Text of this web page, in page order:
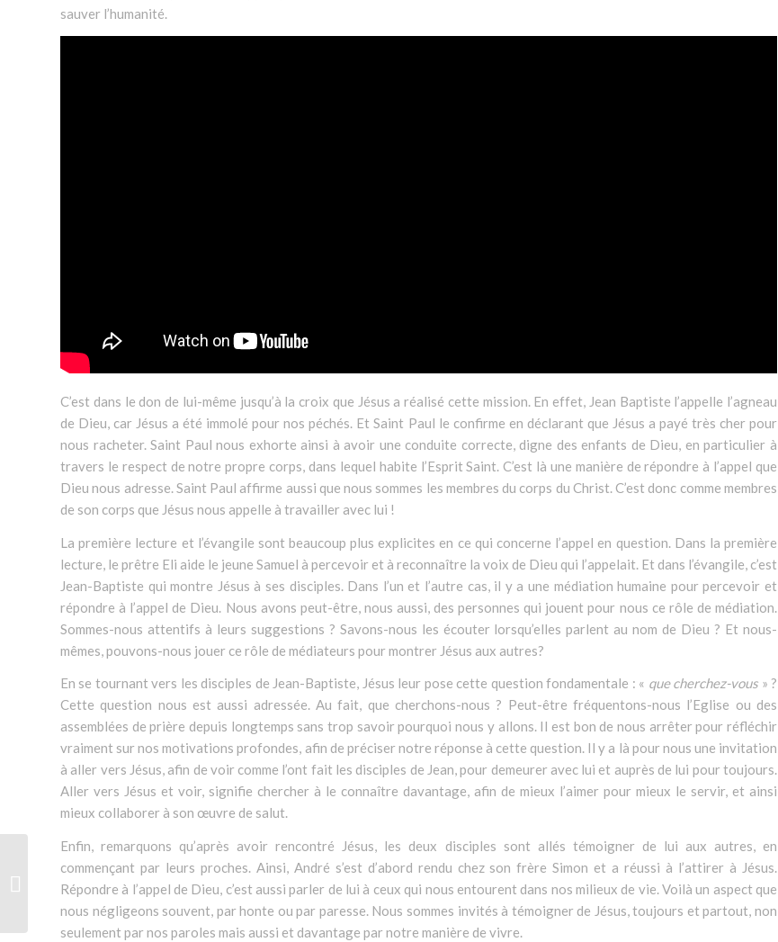
sauver l’humanité.
C’est dans le don de lui-même jusqu’à la croix que Jésus a réalisé cette mission. En effet, Jean Baptiste l’appelle l’agneau
de Dieu, car Jésus a été immolé pour nos péchés. Et Saint Paul le confirme en déclarant que Jésus a payé très cher pour
nous racheter. Saint Paul nous exhorte ainsi à avoir une conduite correcte, digne des enfants de Dieu, en particulier à
travers le respect de notre propre corps, dans lequel habite l’Esprit Saint. C’est là une manière de répondre à l’appel que
Dieu nous adresse. Saint Paul affirme aussi que nous sommes les membres du corps du Christ. C’est donc comme membres
de son corps que Jésus nous appelle à travailler avec lui !
La première lecture et l’évangile sont beaucoup plus explicites en ce qui concerne l’appel en question. Dans la première
lecture, le prêtre Eli aide le jeune Samuel à percevoir et à reconnaître la voix de Dieu qui l’appelait. Et dans l’évangile, c’est
Jean-Baptiste qui montre Jésus à ses disciples. Dans l’un et l’autre cas, il y a une médiation humaine pour percevoir et
répondre à l’appel de Dieu. Nous avons peut-être, nous aussi, des personnes qui jouent pour nous ce rôle de médiation.
Sommes-nous attentifs à leurs suggestions ? Savons-nous les écouter lorsqu’elles parlent au nom de Dieu ? Et nous-
mêmes, pouvons-nous jouer ce rôle de médiateurs pour montrer Jésus aux autres?
En se tournant vers les disciples de Jean-Baptiste, Jésus leur pose cette question fondamentale : « que cherchez-vous » ?
Cette question nous est aussi adressée. Au fait, que cherchons-nous ? Peut-être fréquentons-nous l’Eglise ou des
assemblées de prière depuis longtemps sans trop savoir pourquoi nous y allons. Il est bon de nous arrêter pour réfléchir
vraiment sur nos motivations profondes, afin de préciser notre réponse à cette question. Il y a là pour nous une invitation
à aller vers Jésus, afin de voir comme l’ont fait les disciples de Jean, pour demeurer avec lui et auprès de lui pour toujours.
Aller vers Jésus et voir, signifie chercher à le connaître davantage, afin de mieux l’aimer pour mieux le servir, et ainsi
mieux collaborer à son œuvre de salut.
Enfin, remarquons qu’après avoir rencontré Jésus, les deux disciples sont allés témoigner de lui aux autres, en
commençant par leurs proches. Ainsi, André s’est d’abord rendu chez son frère Simon et a réussi à l’attirer à Jésus.
Répondre à l’appel de Dieu, c’est aussi parler de lui à ceux qui nous entourent dans nos milieux de vie. Voilà un aspect que
nous négligeons souvent, par honte ou par paresse. Nous sommes invités à témoigner de Jésus, toujours et partout, non
seulement par nos paroles mais aussi et davantage par notre manière de vivre.
Homélie de l’Épiphanie
du Seigneur – Année B
(Père Rigobert...